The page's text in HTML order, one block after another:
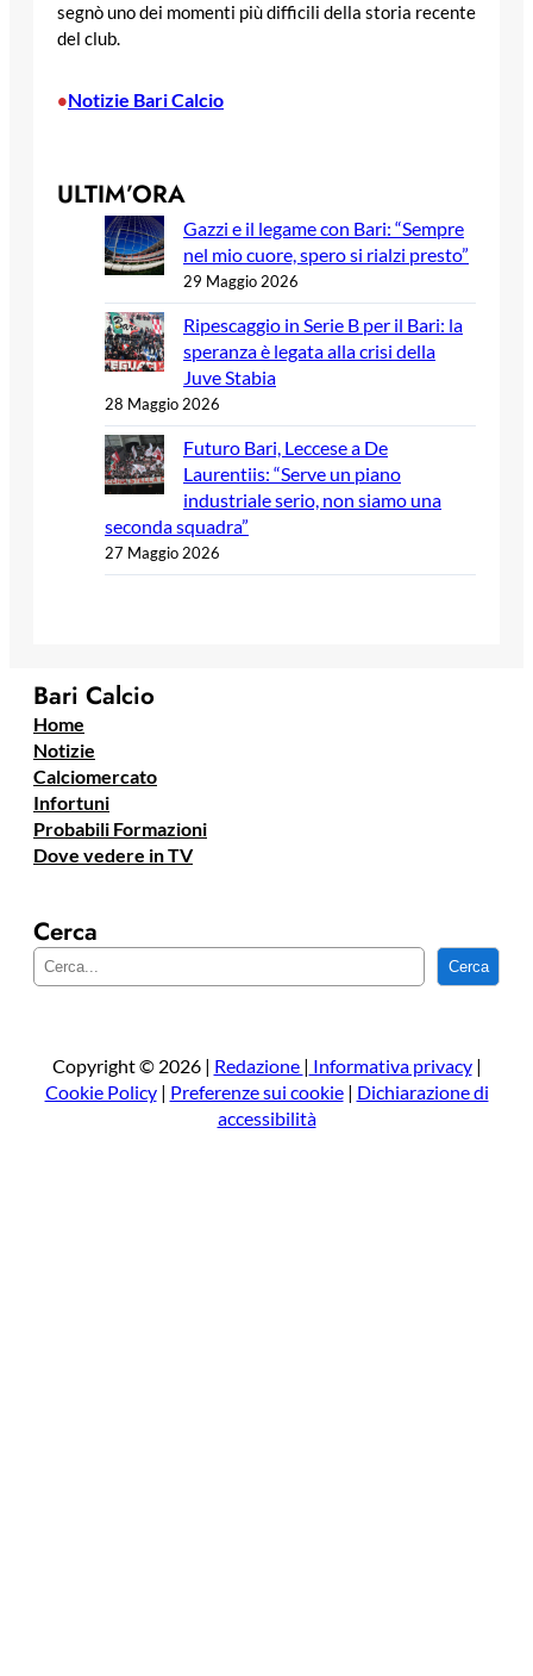
segnò uno dei momenti più difficili della storia recente
del club.
•Notizie Bari Calcio
ULTIM’ORA
Gazzi e il legame con Bari: “Sempre
nel mio cuore, spero si rialzi presto”
29 Maggio 2026
Ripescaggio in Serie B per il Bari: la
speranza è legata alla crisi della
Juve Stabia
28 Maggio 2026
Futuro Bari, Leccese a De
Laurentiis: “Serve un piano
industriale serio, non siamo una
seconda squadra”
27 Maggio 2026
Bari Calcio
Home
Notizie
Calciomercato
Infortuni
Probabili Formazioni
Dove vedere in TV
Cerca
e
a
Cerca
Copyright © 2026 | Redazione | Informativa privacy|
Cookie Policy| Preferenze sui cookie| Dichiarazione di
accessibilità